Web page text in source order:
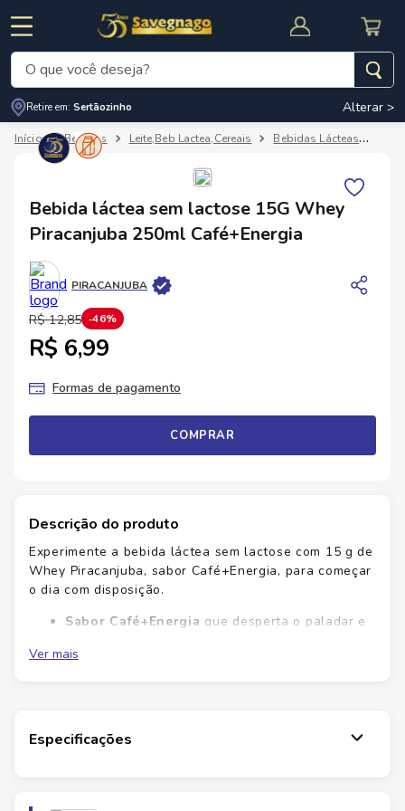
CUPOM DE DESCONTO
O que você deseja?
Retire em: Sertãozinho Alterar >
Bebidas Leite,Beb Lactea,Cereais Bebidas Lácteas
Bebida láctea sem lactose 15G Whey
Piracanjuba 250ml Café+Energia
PIRACANJUBA
R$ 12,85 46%
R$ 6,99
Formas de pagamento
COMPRAR
Descrição do produto
Experimente a bebida láctea sem lactose com 15 g de
Whey Piracanjuba, sabor Café+Energia, para começar
o dia com disposição.
Sabor Café+Energia que desperta o paladar e
Proteína de qualidade
café, trabalho ou treino
Savegnago entrega em cada bebida. No Savegnago
Ver mais
Especificações
Termos mais buscados
leite
3º
cerveja
5º arroz